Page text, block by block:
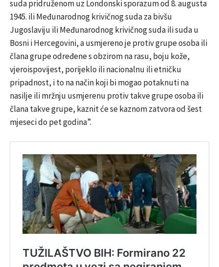
suda pridruženom uz Londonski sporazum od 8. augusta
1945. ili Međunarodnog krivičnog suda za bivšu
Jugoslaviju ili Međunarodnog krivičnog suda ili suda u
Bosni i Hercegovini, a usmjereno je protiv grupe osoba ili
člana grupe određene s obzirom na rasu, boju kože,
vjeroispovijest, porijeklo ili nacionalnu ili etničku
pripadnost, i to na način koji bi mogao potaknuti na
nasilje ili mržnju usmjerenu protiv takve grupe osoba ili
člana takve grupe, kaznit će se kaznom zatvora od šest
mjeseci do pet godina”.